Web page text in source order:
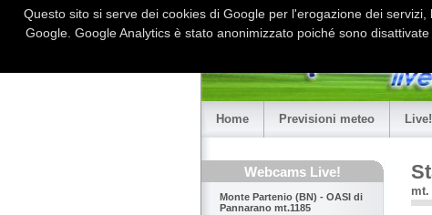
Home Previsioni meteo Live!
Webcams Live!
Monte Partenio (BN) - OASI di
Pannarano mt.1185
mt.
Questo sito si serve dei cookies di Google per l'erogazione dei
Google. Google Analytics è stato anonimizzato poiché sono